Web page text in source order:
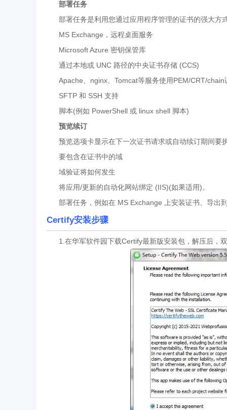
部署任务
部署任务是利用您通过应用程序管理的证书的强大方
MS Exchange，远程桌面服务
Microsoft Azure 密钥保管库
通过本地或 UNC 路径的中央证书存储 (CCS)
Apache、nginx、Tomcat等服务使用PEM/CRT/chain
SFTP 和 SSH 支持
脚本(例如 PowerShell 或 linux shell 脚本)
预览续订
预览选项卡显示在下一次证书请求或自动续订期间要
要包含在证书中的域
域验证将如何发生
将应用/更新的自动化网站绑定 (IIS)(如果适用)。
部署任务，例如在 MS Exchange 上安装证书、导出
Certify安装步骤
1.在华军软件园下载Certify最新版安装包，解压后，双